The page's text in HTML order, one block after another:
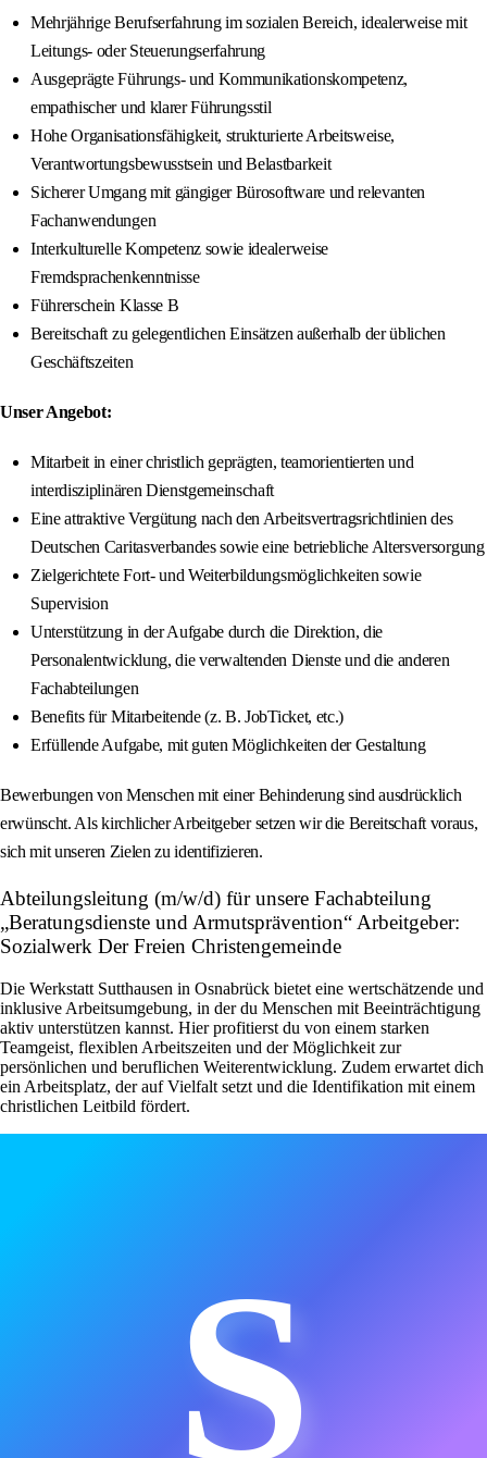
Mehrjährige Berufserfahrung im sozialen Bereich, idealerweise mit
Leitungs- oder Steuerungserfahrung
Ausgeprägte Führungs- und Kommunikationskompetenz,
empathischer und klarer Führungsstil
Hohe Organisationsfähigkeit, strukturierte Arbeitsweise,
Verantwortungsbewusstsein und Belastbarkeit
Sicherer Umgang mit gängiger Bürosoftware und relevanten
Fachanwendungen
Interkulturelle Kompetenz sowie idealerweise
Fremdsprachenkenntnisse
Führerschein Klasse B
Bereitschaft zu gelegentlichen Einsätzen außerhalb der üblichen
Geschäftszeiten
Unser Angebot:
Mitarbeit in einer christlich geprägten, teamorientierten und
interdisziplinären Dienstgemeinschaft
Eine attraktive Vergütung nach den Arbeitsvertragsrichtlinien des
Deutschen Caritasverbandes sowie eine betriebliche Altersversorgung
Zielgerichtete Fort- und Weiterbildungsmöglichkeiten sowie
Supervision
Unterstützung in der Aufgabe durch die Direktion, die
Personalentwicklung, die verwaltenden Dienste und die anderen
Fachabteilungen
Benefits für Mitarbeitende (z. B. JobTicket, etc.)
Erfüllende Aufgabe, mit guten Möglichkeiten der Gestaltung
Bewerbungen von Menschen mit einer Behinderung sind ausdrücklich
erwünscht. Als kirchlicher Arbeitgeber setzen wir die Bereitschaft voraus,
sich mit unseren Zielen zu identifizieren.
Abteilungsleitung (m/w/d) für unsere Fachabteilung
„Beratungsdienste und Armutsprävention“ Arbeitgeber:
Sozialwerk Der Freien Christengemeinde
Die Werkstatt Sutthausen in Osnabrück bietet eine wertschätzende und
inklusive Arbeitsumgebung, in der du Menschen mit Beeinträchtigung
aktiv unterstützen kannst. Hier profitierst du von einem starken
Teamgeist, flexiblen Arbeitszeiten und der Möglichkeit zur
persönlichen und beruflichen Weiterentwicklung. Zudem erwartet dich
ein Arbeitsplatz, der auf Vielfalt setzt und die Identifikation mit einem
christlichen Leitbild fördert.
S